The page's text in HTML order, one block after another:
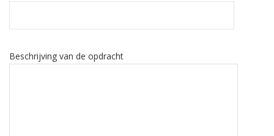
Beschrijving van de opdracht